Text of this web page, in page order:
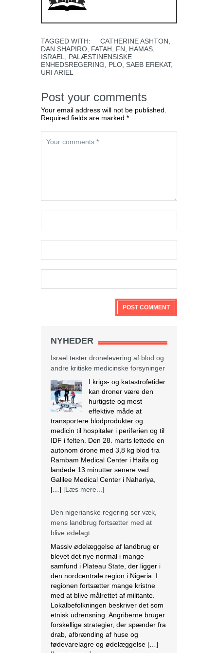
TAGGED WITH: CATHERINE ASHTON
DAN SHAPIRO FATAH FN HAMAS
ISRAEL
PALÆSTINENSISKE
ENHEDSREGERING
PLO SAEB EREKAT,
URI ARIEL
Post your comments
Your email address will not be published.
Required fields are marked *
NYHEDER
Israel tester dronelevering af blod og
andre kritiske medicinske forsyninger
I krigs- og katastrofetider
kan droner være den
hurtigste og mest
effektive måde at
transportere blodprodukter og
medicin til hospitaler i periferien og til
IDF i felten. Den 28. marts lettede en
autonom drone med 3,8 kg blod fra
Rambam Medical Center i Haifa og
landede 13 minutter senere ved
Galilee Medical Center i Nahariya,
[…] [Læs mere...]
Den nigerianske regering ser væk,
mens landbrug fortsætter med at
blive ødelagt
Massiv ødelæggelse af landbrug er
blevet det nye normal i mange
samfund i Plateau State, der ligger i
den nordcentrale region i Nigeria. I
regionen fortsætter mange kristne
med at blive målrettet af militante.
Lokalbefolkningen beskriver det som
etnisk udrensning. Angriberne bruger
forskellige strategier, der spænder fra
drab, afbrænding af huse og
fødevarelagre og ødelæggelse […]